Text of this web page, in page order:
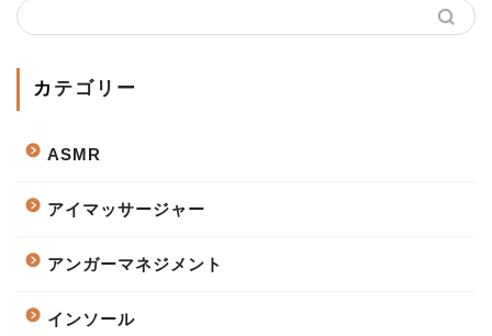
カテゴリー
ASMR
アイマッサージャー
アンガーマネジメント
インソール